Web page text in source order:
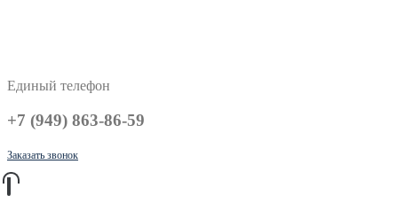
Единый телефон
+7 (949) 863-86-59
Заказать звонок